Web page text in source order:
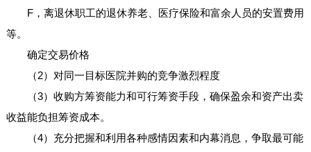
F，离退休职工的退休养老、医疗保险和富余人员的安置费用
等。
确定交易价格
（2）对同一目标医院并购的竞争激烈程度
（3）收购方筹资能力和可行筹资手段，确保盈余和资产出卖
收益能负担筹资成本。
（4）充分把握和利用各种感情因素和内幕消息，争取最可能